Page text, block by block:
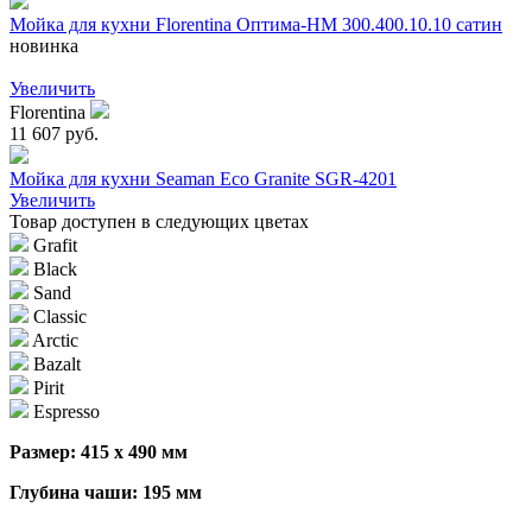
Мойка для кухни Florentina Оптима-HM 300.400.10.10 сатин
новинка
Увеличить
Florentina
11 607 руб.
Мойка для кухни Seaman Eco Granite SGR-4201
Увеличить
Товар доступен в следующих цветах
Grafit
Black
Sand
Classic
Arctic
Bazalt
Pirit
Espresso
Размер: 415 х 490 мм
Глубина чаши: 195 мм